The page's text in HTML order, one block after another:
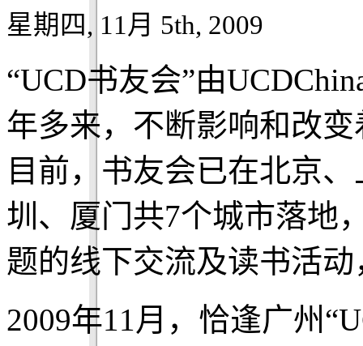
星期四, 11月 5th, 2009
“UCD书友会”由
年多来，不断影响和改
目前，书友会已在北京
圳、厦门共7个城市落地
题的线下交流及读书活
2009年11月，恰逢广州